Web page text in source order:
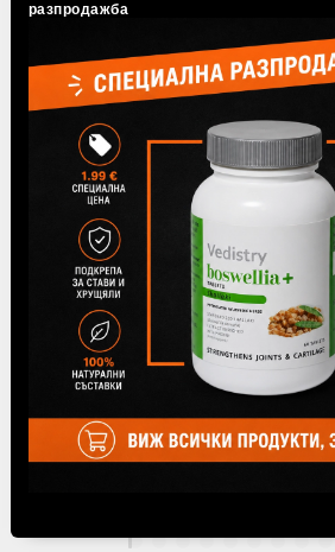
Популярни
Ашваганда Уелнес (против
Himalaya
€8.99
1
разпродажба